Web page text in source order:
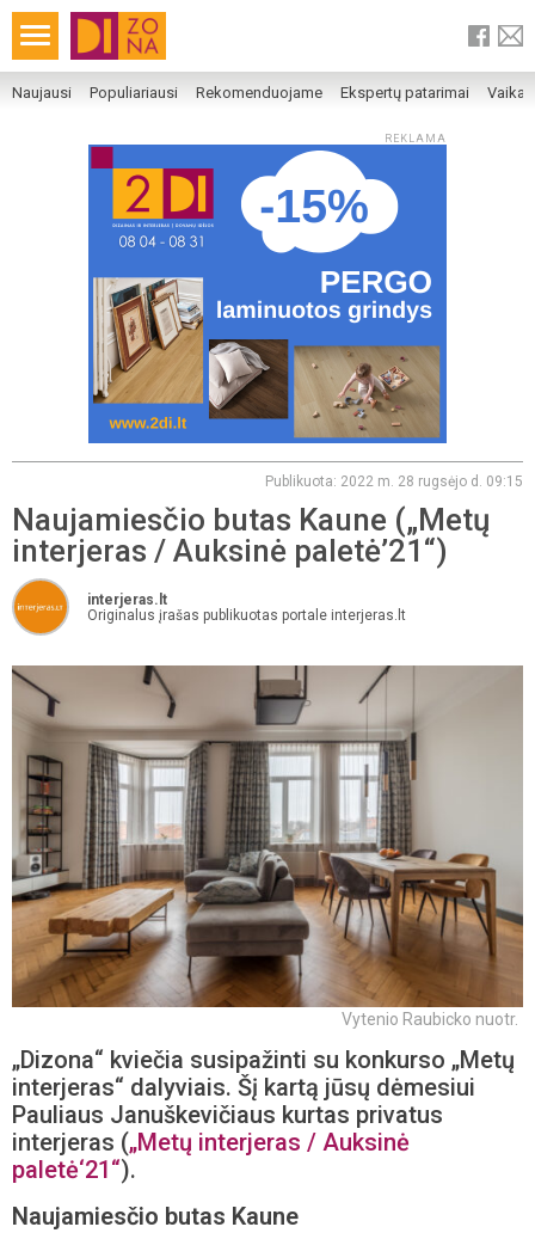
Naujausi Populiariausi Rekomenduojame Ekspertų patarimai
REKLAMA
Publikuota: 2022 m. 28 rugsėjo d. 09:15
Naujamiesčio butas Kaune („Metų
interjeras / Auksinė paletė’21“)
interjeras.lt
Originalus įrašas publikuotas portale interjeras.lt
Vytenio Raubicko nuotr.
„Dizona“ kviečia susipažinti su konkurso „Metų
interjeras“ dalyviais. Šį kartą jūsų dėmesiui
Pauliaus Januškevičiaus kurtas privatus
interjeras („Metų interjeras / Auksinė
paletė‘21“).
Naujamiesčio butas Kaune